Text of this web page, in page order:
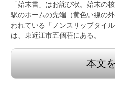
「始末書」はお詫び状。始末の
駅のホームの先端（黄色い線の
われている「ノンスリップタイ
は、東近江市五個荘にある。
本文